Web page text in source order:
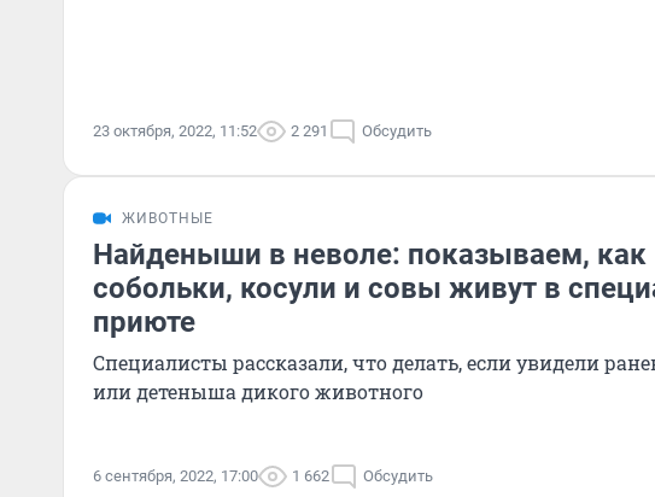
23 октября, 2022, 11:52 2 291 Обсудить
ЖИВОТНЫЕ
Найденыши в неволе: показываем, как
собольки, косули и совы живут в
приюте
Специалисты рассказали, что делать, если увидели
или детеныша дикого животного
6 сентября, 2022, 17:00 1 662 Обсудить